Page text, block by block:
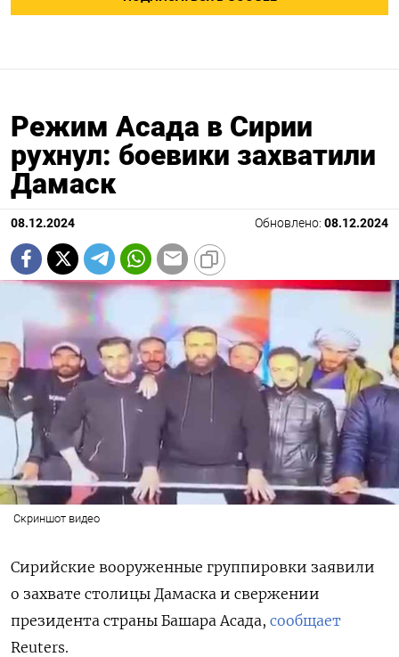
Режим Асада в Сирии
рухнул: боевики захватили
Дамаск
08.12.2024 Обновлено: 08.12.2024
Скриншот видео
Сирийские вооруженные группировки заявили
о захвате столицы Дамаска и свержении
президента страны Башара Асада, сообщает
Reuters.